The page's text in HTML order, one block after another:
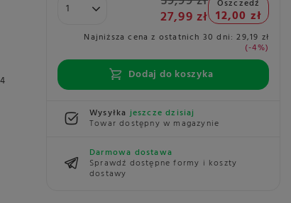
27,99 zł
Oszczedź
12,00 zł
Najniższa cena z ostatnich 30 dni:29,19 zł
-4%
Dodaj do koszyka
Wysyłkajeszcze dzisiaj
Towar dostępny w magazynie
Darmowa dostawa
Sprawdź dostępne formy i koszty
dostawy